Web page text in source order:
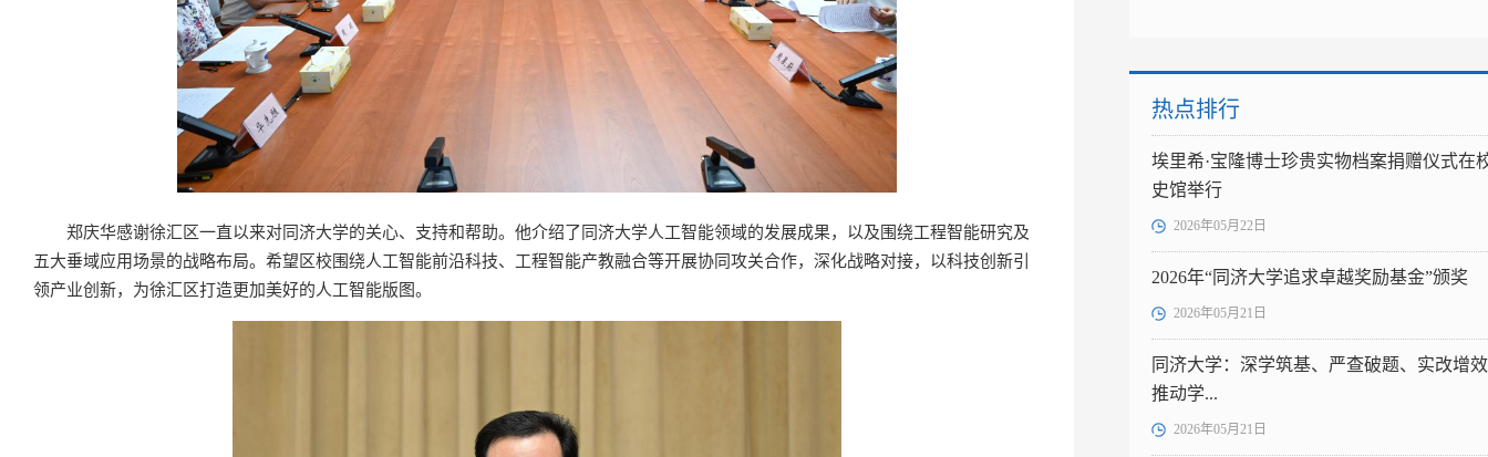
郑庆华感谢徐汇区一直以来对同济大学的关心、支持和帮助。他介绍了同济大学人工智能领域的发展成果，以及围绕工程智能研究及
五大垂域应用场景的战略布局。希望区校围绕人工智能前沿科技、工程智能产教融合等开展协同攻关合作，深化战略对接，以科技创新引
领产业创新，为徐汇区打造更加美好的人工智能版图。
热点排行
埃里希·宝隆博士珍贵实物档案捐赠仪式在
史馆举行
2026年05月22日
2026年“同济大学追求卓越奖励基金”颁奖
2026年05月21日
同济大学：深学筑基、严查破题、实改增
推动学...
2026年05月21日